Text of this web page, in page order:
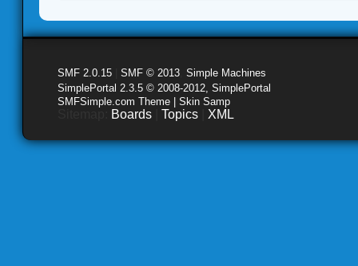
SMF 2.0.15 SMF © 2013 Simple Machines
SimplePortal 2.3.5 © 2008-2012, SimplePortal
SMFSimple.com Theme | Skin Samp
Boards Topics XML